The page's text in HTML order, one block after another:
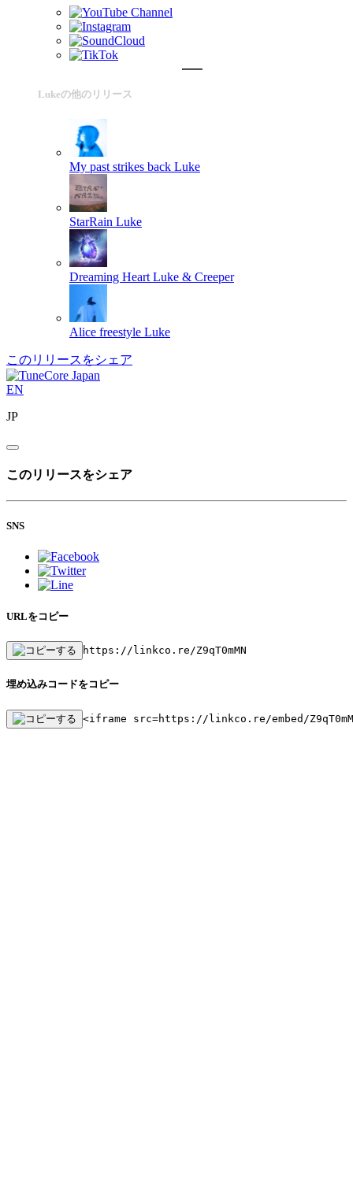
Lukeの他のリリース
My past strikes back Luke
StarRain Luke
Dreaming Heart Luke & Creeper
Alice freestyle Luke
このリリースをシェア
EN
JP
このリリースをシェア
SNS
URLをコピー
https://linkco.re/Z9qT0mMN
埋め込みコードをコピー
<iframe src=https://linkco.re/embed/